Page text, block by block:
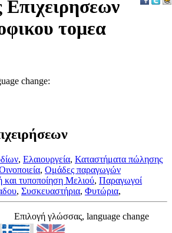
τομεα
change:
, Ελαιουργεία, Καταστήματα πώλησης
, Ομάδες παραγωγών
τυποποίηση Μελιού, Παραγωγοί
, Συσκευαστήρια, Φυτώρια,
Επιλογή γλώσσας, language change